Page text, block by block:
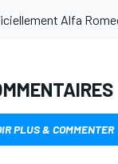
Alfa
PLUS & COMMENTER